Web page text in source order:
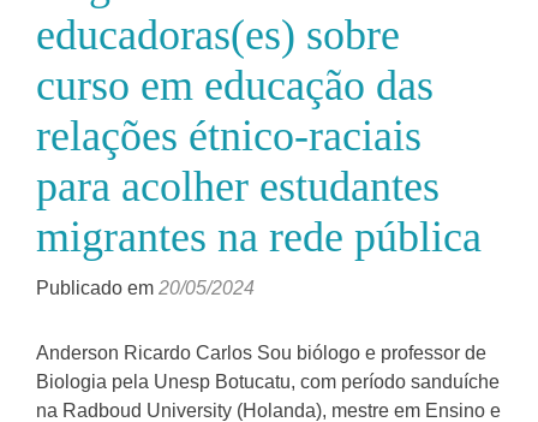
educadoras(es) sobre
curso em educação das
relações étnico-raciais
para acolher estudantes
migrantes na rede pública
Publicado em 20/05/2024
Anderson Ricardo Carlos Sou biólogo e professor de
Biologia pela Unesp Botucatu, com período sanduíche
na Radboud University (Holanda), mestre em Ensino e